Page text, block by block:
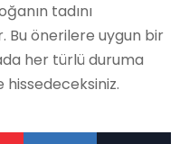
tadını
Bu önerilere uygun bir
her türlü duruma
hissedeceksiniz.